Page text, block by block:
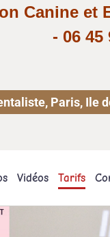
Canine et
- 06 45
Paris, Ile
Vidéos Tarifs